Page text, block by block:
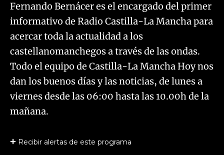
Fernando Bernácer es el encargado del primer
informativo de Radio Castilla-La Mancha para
acercar toda la actualidad a los
castellanomanchegos a través de las ondas.
Todo el equipo de Castilla-La Mancha Hoy nos
dan los buenos días y las noticias, de lunes a
viernes desde las 06:00 hasta las 10.00h de la
mañana.
Recibir alertas de este programa